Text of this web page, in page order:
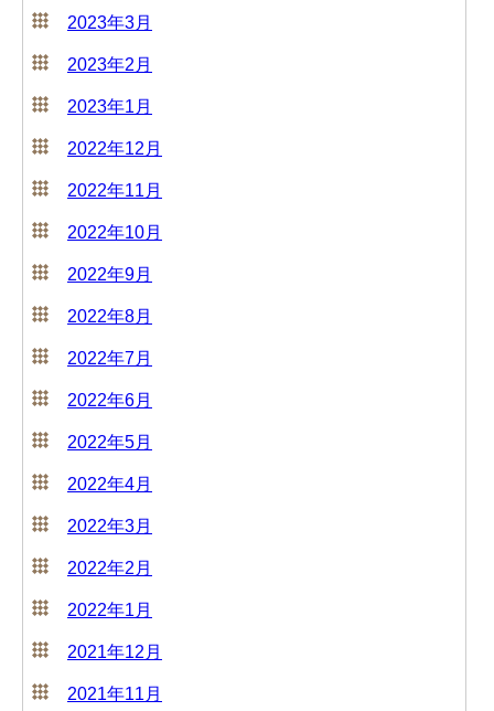
2023年3月
2023年2月
2023年1月
2022年12月
2022年11月
2022年10月
2022年9月
2022年8月
2022年7月
2022年6月
2022年5月
2022年4月
2022年3月
2022年2月
2022年1月
2021年12月
2021年11月